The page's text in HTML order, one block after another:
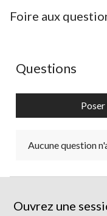
Foire aux
Aucune question n'a
Questions
Aucune question
Ouvrez une